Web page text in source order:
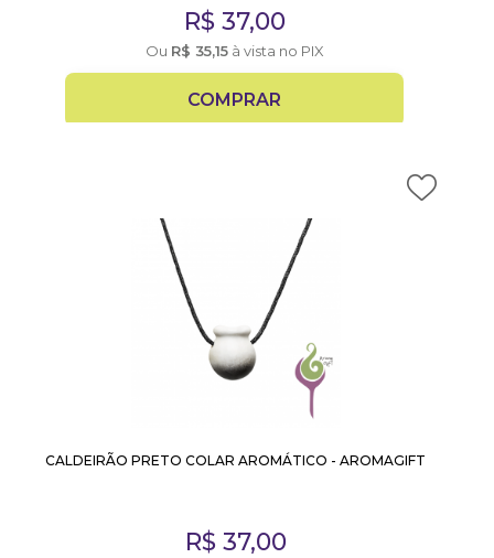
R$ 37,00
Ou R$ 35,15à vista no PIX
COMPRAR
CALDEIRÃO PRETO COLAR AROMÁTICO - AROMAGIFT
R$ 37,00